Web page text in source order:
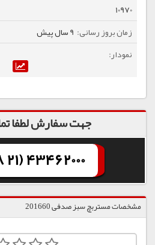
10970
9 سال پیش
جهت سفارش لطفا
43462000
مشخصات مستربچ سبز صدفی 201660